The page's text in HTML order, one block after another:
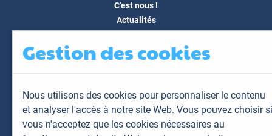
C'est nous !
Actualités
FAQ
Mon espace
Mes animaux
Mes résultats
Gestion des cookies
Nous utilisons des cookies pour personnaliser le contenu
et analyser l'accès à notre site Web. Vous pouvez choisir si
vous n'acceptez que les cookies nécessaires au